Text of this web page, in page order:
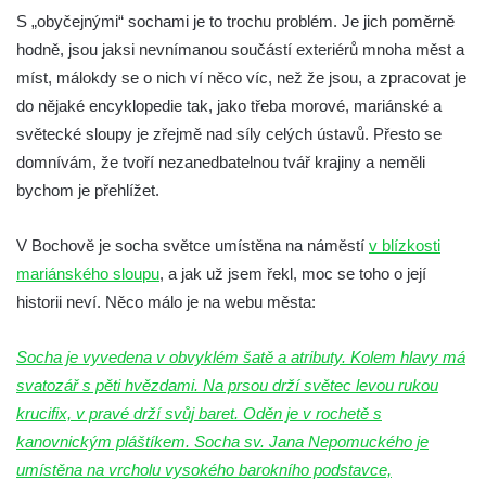
Socha Mamutí lebka v ZOO Hluboká
Socha Mamut srstnatý v ZOO Hluboká
Socha Orel v ZOO Hluboká
Socha Vydry si hrají v ZOO Hluboká
Socha Přátelství v ZOO Hluboká
Socha Matka příroda v ZOO Hluboká
Socha Kudlanka v ZOO Hluboká
Socha Vlčice s mládětem v ZOO Hluboká
Socha Orlice v ZOO Hluboká
Socha Tygr v ZOO Hluboká
Socha Želva v ZOO Hluboká
Socha Kozorožec horský v ZOO Hluboká
S „obyčejnými“ sochami je to trochu problém. Je jich poměrně
hodně, jsou jaksi nevnímanou součástí exteriérů mnoha měst a
míst, málokdy se o nich ví něco víc, než že jsou, a zpracovat je
do nějaké encyklopedie tak, jako třeba morové, mariánské a
světecké sloupy je zřejmě nad síly celých ústavů. Přesto se
domnívám, že tvoří nezanedbatelnou tvář krajiny a neměli
bychom je přehlížet.
V Bochově je socha světce umístěna na náměstí v blízkosti
mariánského sloupu, a jak už jsem řekl, moc se toho o její
historii neví. Něco málo je na webu města:
Socha je vyvedena v obvyklém šatě a atributy. Kolem hlavy má
svatozář s pěti hvězdami. Na prsou drží světec levou rukou
krucifix, v pravé drží svůj baret. Oděn je v rochetě s
kanovnickým pláštíkem. Socha sv. Jana Nepomuckého je
umístěna na vrcholu vysokého barokního podstavce,